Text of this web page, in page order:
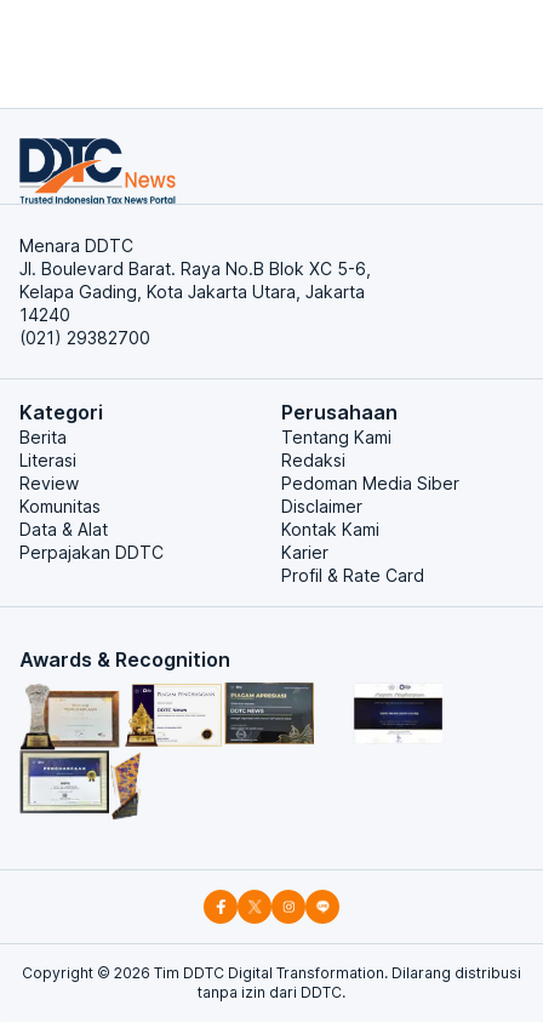
Menara DDTC
Jl. Boulevard Barat. Raya No.B Blok XC 5-6,
Kelapa Gading, Kota Jakarta Utara, Jakarta
14240
(021) 29382700
Kategori
Berita
Literasi
Review
Komunitas
Data & Alat
Perpajakan DDTC
Perusahaan
Tentang Kami
Redaksi
Pedoman Media Siber
Disclaimer
Kontak Kami
Karier
Profil & Rate Card
Awards & Recognition
Copyright © 2026 Tim DDTC Digital Transformation. Dilarang distribusi
tanpa izin dari DDTC.